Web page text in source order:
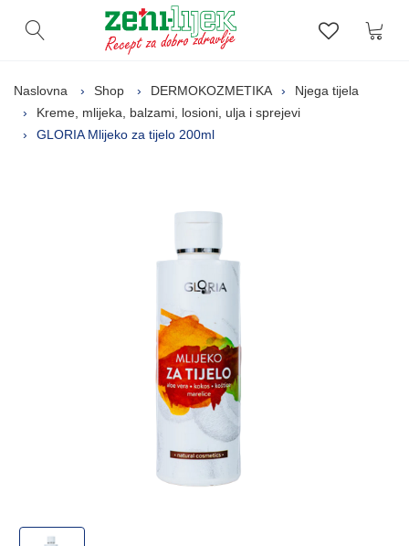
Otvori pretragu Lista
Naslovna Shop DERMOKOZMETIKA
Njega tijela
Kreme, mlijeka, balzami, losioni, ulja i sprejevi
GLORIA Mlijeko za tijelo 200ml